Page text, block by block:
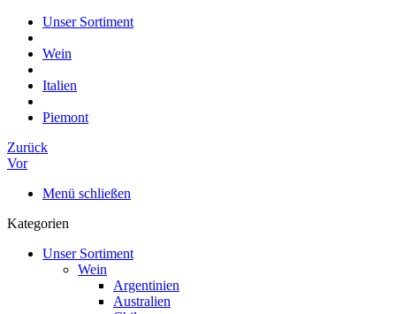
Unser Sortiment
Wein
Italien
Piemont
Zurück
Vor
Menü schließen
Kategorien
Unser Sortiment
Wein
Argentinien
Australien